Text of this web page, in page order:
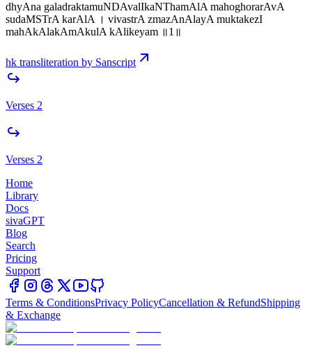
dhyAna galadraktamuNDAvalIkaNThamAlA mahoghorarAvA
sudaMSTrA karAlA । vivastrA zmazAnAlayA muktakezI
mahAkAlakAmAkulA kAlikeyam ॥1॥
hk transliteration by Sanscript
Verses 2
Verses 2
Home
Library
Docs
sivaGPT
Blog
Search
Pricing
Support
Terms & ConditionsPrivacy PolicyCancellation & RefundShipping
& Exchange